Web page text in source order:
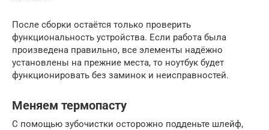
После сборки остаётся только проверить
функциональность устройства. Если работа была
произведена правильно, все элементы надёжно
установлены на прежние места, то ноутбук будет
функционировать без заминок и неисправностей.
Меняем термопасту
С помощью зубочистки осторожно подденьте шлейф,